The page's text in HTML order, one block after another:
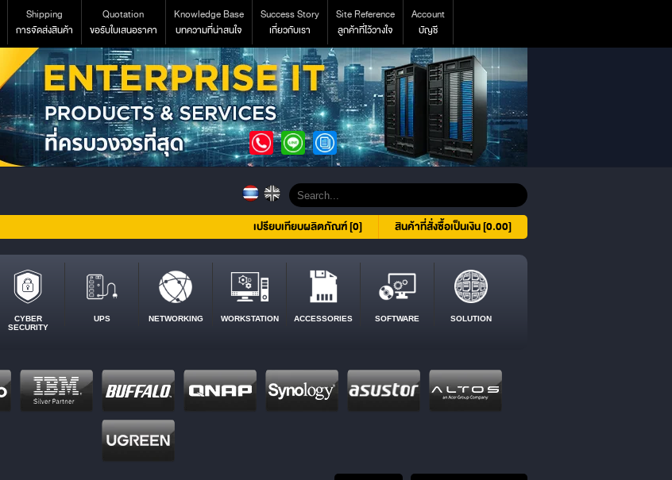
Shipping
การจัดส่งสินค้า
Quotation
ขอรับใบเสนอราคา
Knowledge Base
บทความที่น่าสนใจ
Success Story
เกี่ยวกับเรา
Site Reference
ลูกค้าที่ไว้วางใจ
Account
บัญชี
สินค้าที่สั่งซื้อเป็นเงิน [0.00]
เปรียบเทียบผลิตภัณฑ์ [0]
CYBER
SECURITY
UPS NETWORKING WORKSTATION ACCESSORIES SOFTWARE SOLUTION